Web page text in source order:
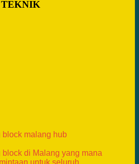
TEKNIK
malang hub
di Malang yang mana
untuk seluruh